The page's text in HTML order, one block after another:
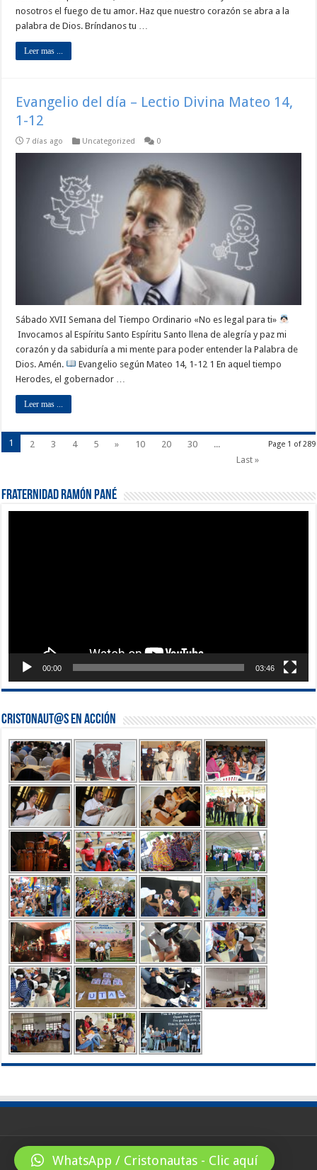
nosotros el fuego de tu amor. Haz que nuestro corazón se abra a la
palabra de Dios. Bríndanos tu …
Leer mas ...
Evangelio del día – Lectio Divina Mateo 14,
1-12
7 días ago Uncategorized 0
Sábado XVII Semana del Tiempo Ordinario «No es legal para ti»
Invocamos al Espíritu Santo Espíritu Santo llena de alegría y paz mi
corazón y da sabiduría a mi mente para poder entender la Palabra de
Dios. Amén.
Evangelio según Mateo 14, 1-12 1 En aquel tiempo
Herodes, el gobernador …
Leer mas ...
Page 1 of 289
1 2 3 4 5 » 10 20 30
...
Last »
Fraternidad Ramón Pané
00:00 03:46
Cristonaut@s en Acción
WhatsApp / Cristonautas - Clic aquí